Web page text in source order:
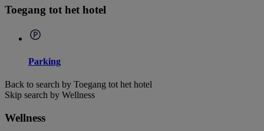
Toegang tot het hotel
Parking
Back to search by Toegang tot het hotel
Skip search by Wellness
Wellness